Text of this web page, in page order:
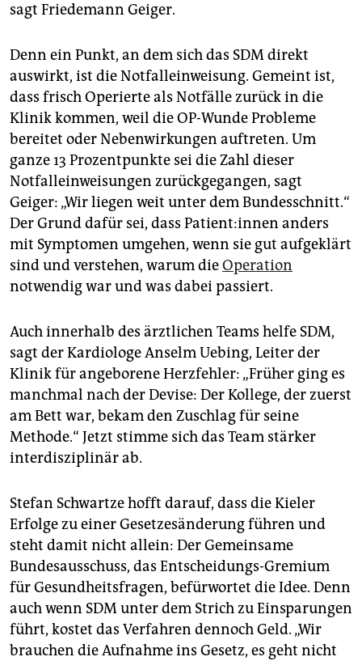
sagt Friedemann Geiger.
Denn ein Punkt, an dem sich das SDM direkt
auswirkt, ist die Notfalleinweisung. Gemeint ist,
dass frisch Operierte als Notfälle zurück in die
Klinik kommen, weil die OP-Wunde Probleme
bereitet oder Nebenwirkungen auftreten. Um
ganze 13 Prozentpunkte sei die Zahl dieser
Notfalleinweisungen zurückgegangen, sagt
Geiger: „Wir liegen weit unter dem Bundesschnitt.“
Der Grund dafür sei, dass Pa­ti­en­t:in­nen anders
mit Symptomen umgehen, wenn sie gut aufgeklärt
sind und verstehen, warum dieOperation
notwendig war und was dabei passiert.
Auch innerhalb des ärztlichen Teams helfe SDM,
sagt der Kardiologe Anselm Uebing, Leiter der
Klinik für angeborene Herzfehler: „Früher ging es
manchmal nach der Devise: Der Kollege, der zuerst
am Bett war, bekam den Zuschlag für seine
Methode.“ Jetzt stimme sich das Team stärker
interdisziplinär ab.
Stefan Schwartze hofft darauf, dass die Kieler
Erfolge zu einer Gesetzesänderung führen und
steht damit nicht allein: Der Gemeinsame
Bundesausschuss, das Entscheidungs-Gremium
für Gesundheitsfragen, befürwortet die Idee. Denn
auch wenn SDM unter dem Strich zu Einsparungen
führt, kostet das Verfahren dennoch Geld. „Wir
brauchen die Aufnahme ins Gesetz, es geht nicht